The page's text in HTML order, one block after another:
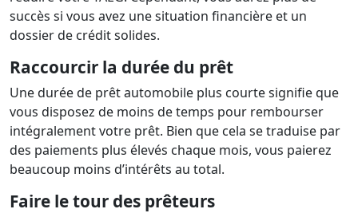
succès si vous avez une situation financière et un
dossier de crédit solides.
Raccourcir la durée du prêt
Une durée de prêt automobile plus courte signifie que
vous disposez de moins de temps pour rembourser
intégralement votre prêt. Bien que cela se traduise par
des paiements plus élevés chaque mois, vous paierez
beaucoup moins d’intérêts au total.
Faire le tour des prêteurs